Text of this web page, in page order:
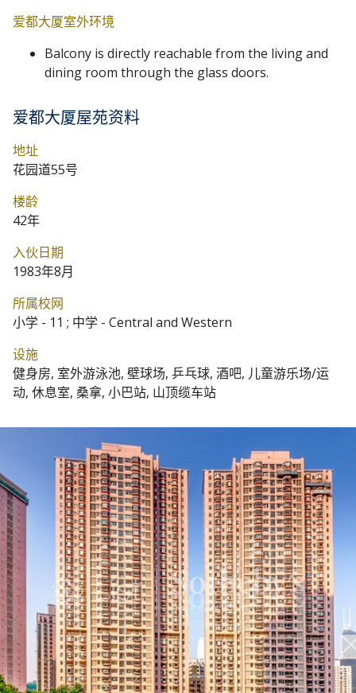
爱都大厦室外环境
Balcony is directly reachable from the living and
dining room through the glass doors.
爱都大厦屋苑资料
地址
花园道55号
楼龄
42年
入伙日期
1983年8月
所属校网
小学 - 11 ; 中学 - Central and Western
设施
健身房, 室外游泳池, 壁球场, 乒乓球, 酒吧, 儿童游乐场/运
动, 休息室, 桑拿, 小巴站, 山顶缆车站